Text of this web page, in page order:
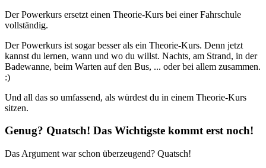
Der Powerkurs ersetzt einen Theorie-Kurs bei einer Fahrschule
vollständig.
Der Powerkurs ist sogar besser als ein Theorie-Kurs. Denn jetzt
kannst du lernen, wann und wo du willst. Nachts, am Strand, in der
Badewanne, beim Warten auf den Bus, ... oder bei allem zusammen.
:)
Und all das so umfassend, als würdest du in einem Theorie-Kurs
sitzen.
Genug? Quatsch! Das Wichtigste kommt erst noch!
Das Argument war schon überzeugend? Quatsch!